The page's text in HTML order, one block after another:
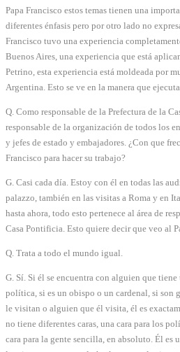
Papa Francisco estos temas tienen una
diferentes énfasis pero por otro lado no
Francisco tuvo una experiencia
Buenos Aires, una experiencia que está
Petrino, esta experiencia está moldeada por
Argentina. Esto se ve en la manera que
Q. Como responsable de la Prefectura de la
responsable de la organización de todos los
y jefes de estado y embajadores. ¿Con que
Francisco para hacer su trabajo?
G. Casi cada día. Estoy con él en todas las
palazzo, también en las visitas a Roma y en
hasta ahora, todo esto pertenece al área de
Casa Pontificia. Esto quiere decir que veo al
Q. Trata a todo el mundo igual.
G. Sí. Si él se encuentra con alguien que
política, si es un obispo o un cardenal, si son
le visitan o alguien que él visita, él es
no tiene diferentes caras, una cara para los
cara para la gente sencilla, en absoluto. Él es